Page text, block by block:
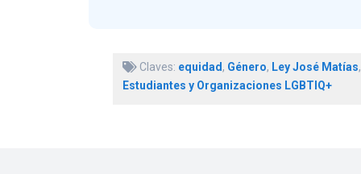
Claves: equidad, Género, Ley José Matías,
Estudiantes y Organizaciones LGBTIQ+